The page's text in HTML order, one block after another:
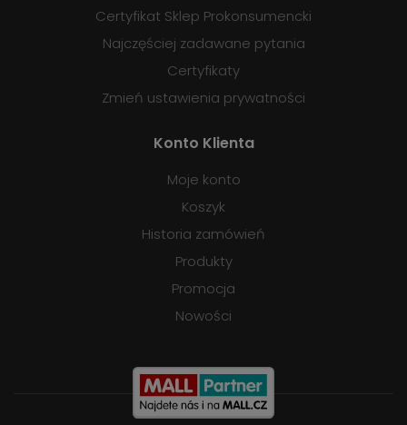
Certyfikat Sklep Prokonsumencki
Najczęściej zadawane pytania
Certyfikaty
Zmień ustawienia prywatności
Konto Klienta
Moje konto
Koszyk
Historia zamówień
Produkty
Promocja
Nowości